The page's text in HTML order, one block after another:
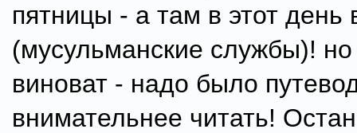
пятницы - а там в этот день
(мусульманские службы)!
виноват - надо было
внимательнее читать!